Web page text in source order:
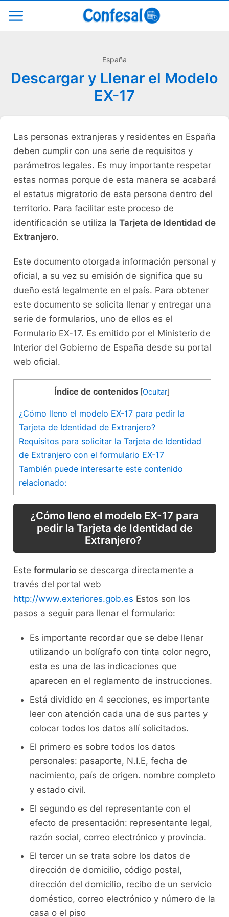
España
Descargar y Llenar el Modelo
EX-17
Las personas extranjeras y residentes en España
deben cumplir con una serie de requisitos y
parámetros legales. Es muy importante respetar
estas normas porque de esta manera se acabará
el estatus migratorio de esta persona dentro del
territorio. Para facilitar este proceso de
identificación se utiliza la Tarjeta de Identidad de
Extranjero.
Este documento otorgada información personal y
oficial, a su vez su emisión de significa que su
dueño está legalmente en el país. Para obtener
este documento se solicita llenar y entregar una
serie de formularios, uno de ellos es el
Formulario EX-17. Es emitido por el Ministerio de
Interior del Gobierno de España desde su portal
web oficial.
Índice de contenidos [Ocultar]
¿Cómo lleno el modelo EX-17 para pedir la
Tarjeta de Identidad de Extranjero?
Requisitos para solicitar la Tarjeta de Identidad
de Extranjero con el formulario EX-17
También puede interesarte este contenido
relacionado:
¿Cómo lleno el modelo EX-17 para
pedir la Tarjeta de Identidad de
Extranjero?
Este formulario se descarga directamente a
través del portal web
http://www.exteriores.gob.es Estos son los
pasos a seguir para llenar el formulario:
Es importante recordar que se debe llenar
utilizando un bolígrafo con tinta color negro,
esta es una de las indicaciones que
aparecen en el reglamento de instrucciones.
Está dividido en 4 secciones, es importante
leer con atención cada una de sus partes y
colocar todos los datos allí solicitados.
El primero es sobre todos los datos
personales: pasaporte, N.I.E, fecha de
nacimiento, país de origen. nombre completo
y estado civil.
El segundo es del representante con el
efecto de presentación: representante legal,
razón social, correo electrónico y provincia.
El tercer un se trata sobre los datos de
dirección de domicilio, código postal,
dirección del domicilio, recibo de un servicio
doméstico, correo electrónico y número de la
casa o el piso